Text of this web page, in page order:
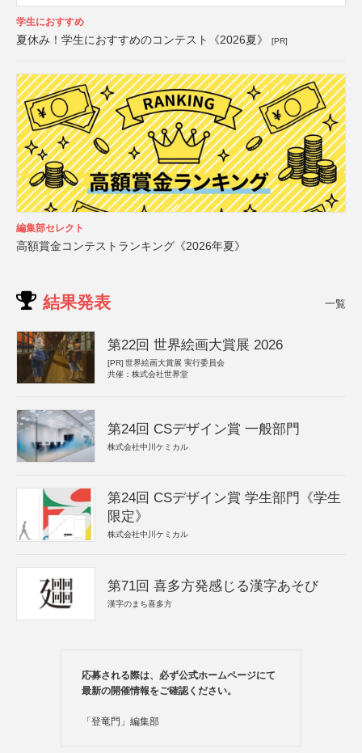
学生におすすめ
夏休み！学生におすすめのコンテスト《2026夏》 [PR]
編集部セレクト
高額賞金コンテストランキング《2026年夏》
結果発表 一覧
第22回 世界絵画大賞展 2026
[PR] 世界絵画大賞展 実行委員会
共催：株式会社世界堂
第24回 CSデザイン賞 一般部門
株式会社中川ケミカル
第24回 CSデザイン賞 学生部門《学生
限定》
株式会社中川ケミカル
第71回 喜多方発感じる漢字あそび
漢字のまち喜多方
応募される際は、必ず公式ホームページにて
最新の開催情報をご確認ください。
「登竜門」編集部